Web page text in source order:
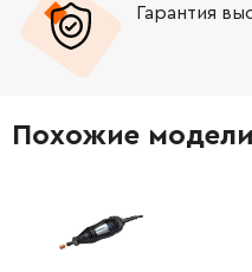
Гарантия
Похожие модели